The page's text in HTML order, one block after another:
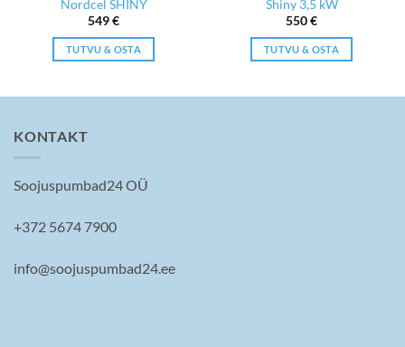
Nordcel SHINY
549€
TUTVU & OSTA
Shiny 3,5 kW
550€
TUTVU & OSTA
KONTAKT
Soojuspumbad24 OÜ
+372 5674 7900
info@soojuspumbad24.ee